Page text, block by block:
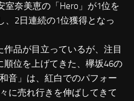
室奈美恵の「Hero」が1位を
、2日連続の1位獲得となっ
品が目立っているが、注目
位を上げてきた、欅坂46の
音」は、紅白でのパフォー
に売れ行きを伸ばしてきて